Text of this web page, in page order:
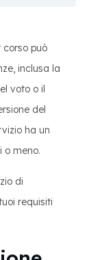
può
inclusa la
voto o il
del
ha un
o meno.
di
requisiti